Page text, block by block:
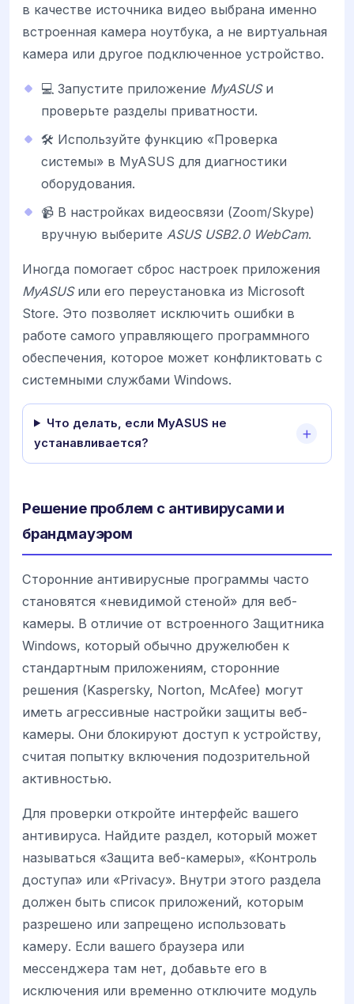
в качестве источника видео выбрана именно
встроенная камера ноутбука, а не виртуальная
камера или другое подключенное устройство.
💻 Запустите приложение MyASUSи
проверьте разделы приватности.
🛠 Используйте функцию «Проверка
системы» в MyASUS для диагностики
оборудования.
📹 В настройках видеосвязи (Zoom/Skype)
вручную выберите ASUS USB2.0 WebCam.
Иногда помогает сброс настроек приложения
MyASUSили его переустановка из Microsoft
Store. Это позволяет исключить ошибки в
работе самого управляющего программного
обеспечения, которое может конфликтовать с
системными службами Windows.
Что делать, если MyASUS не
устанавливается?
Решение проблем с антивирусами и
брандмауэром
Сторонние антивирусные программы часто
становятся «невидимой стеной» для веб-
камеры. В отличие от встроенного Защитника
Windows, который обычно дружелюбен к
стандартным приложениям, сторонние
решения (Kaspersky, Norton, McAfee) могут
иметь агрессивные настройки защиты веб-
камеры. Они блокируют доступ к устройству,
считая попытку включения подозрительной
активностью.
Для проверки откройте интерфейс вашего
антивируса. Найдите раздел, который может
называться «Защита веб-камеры», «Контроль
доступа» или «Privacy». Внутри этого раздела
должен быть список приложений, которым
разрешено или запрещено использовать
камеру. Если вашего браузера или
мессенджера там нет, добавьте его в
исключения или временно отключите модуль